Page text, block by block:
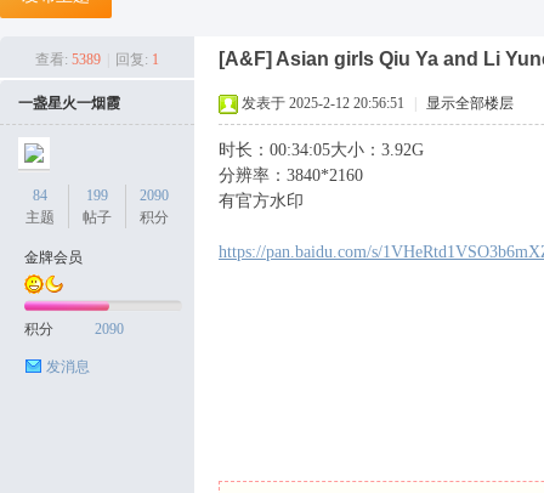
查看: 5389 回复: 1 [A&F] Asian girls Qiu Ya and Li
一盏星火一烟霞
84
主题
199
帖子
2090
积分
金牌会员
积分 2090
发消息
发表于 2025-2-12 20:56:51 显示全部楼层
时长：00:34:05大小：3.92G
分辨率：3840*2160
有官方水印
https://pan.baidu.com/s/